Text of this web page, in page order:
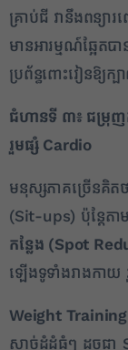
គ្រាប់ជី វានឹងពន្យារ
មានអារម្មណ៍ឆ្អែត
ប្រព័ន្ធពោះវៀនឱ្យក្
ជំហានទី ៣៖ ជម្រុញ
រួមផ្សំ Cardio
មនុស្សភាគច្រើនគិត
(Sit-ups) ប៉ុន្តែតា
កន្លែង (Spot
ឡើងទូទាំងរាងកាយ
Weight
សាច់ដុំដុំធំៗ ដូចជា